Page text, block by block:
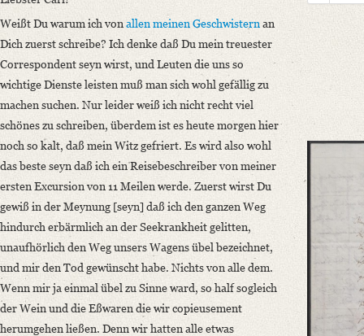
Printed Text
Provider: Dresden, Sächsische Landesbibliothek - Staats- und
OAI Id: 343347008
Bibliography: Briefe von und an August Wilhelm Schlegel.
Incipit: „[1] [Göttingen] Donnerstags. d. 4ten May 1786
Liebster Carl!
Weißt Du warum ich von allen meinen Geschwistern an Dich zuerst
Manuscript
Provider: Leipzig, Universitätsbibliothek
Classification Number: II A IV 1528
Number of Pages: 4 S.
Language
German
Weißt Du warum ich vonallen meinen Geschwisternan
Dich zuerst schreibe? Ich denke daß Du mein treuester
Correspondent seyn wirst, und Leuten die uns so
wichtige Dienste leisten muß man sich wohl gefällig zu
machen suchen. Nur leider weiß ich nicht recht viel
schönes zu schreiben, überdem ist es heute morgen hier
noch so kalt, daß mein Witz gefriert. Es wird also wohl
das beste seyn daß ich ein Reisebeschreiber von meiner
ersten Excursion von 11 Meilen werde. Zuerst wirst Du
gewiß in der Meynung [seyn] daß ich den ganzen Weg
hindurch erbärmlich an der Seekrankheit gelitten,
unaufhörlich den Weg unsers Wagens übel bezeichnet,
und mir den Tod gewünscht habe. Nichts von alle dem.
Wenn mir ja einmal übel zu Sinne ward, so half sogleich
der Wein und die Eßwaren die wir copieusement
herumgehen ließen. Denn wir hatten alle etwas